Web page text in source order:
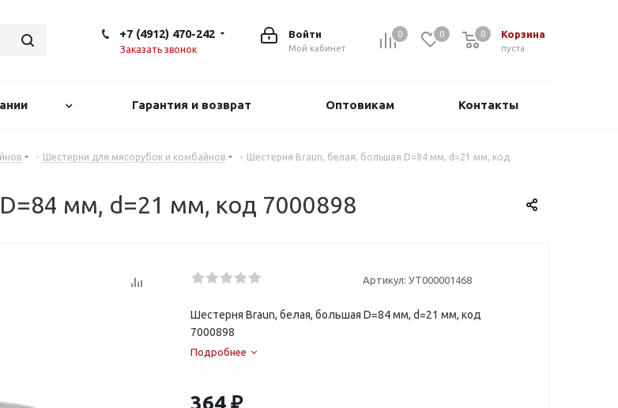
0 0 Корзина
0
пуста
0
Войти
Мой кабинет
+7 (4912) 470-242
Заказать звонок
Гарантия и возврат Оптовикам Контакты
- Шестерни для мясорубок и комбайнов - Шестерня Braun, белая, большая D=84 мм, d=21 мм, код
мм, d=21 мм, код 7000898
Артикул: УТ000001468
Шестерня Braun, белая, большая D=84 мм, d=21 мм, код
7000898
Подробнее
364 ₽